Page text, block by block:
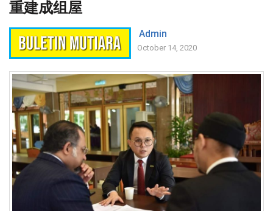
重建成组屋
Admin
October 14, 2020